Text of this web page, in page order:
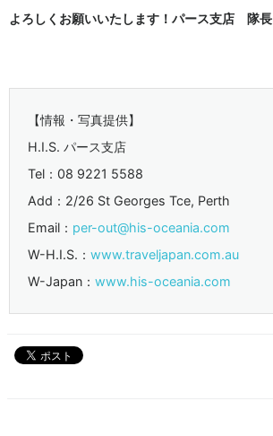
よろしくお願いいたします！パース支店 隊長
【情報・写真提供】
H.I.S. パース支店
Tel：08 9221 5588
Add：2/26 St Georges Tce, Perth
Email： per-out@his-oceania.com
W-H.I.S.： www.traveljapan.com.au
W-Japan： www.his-oceania.com